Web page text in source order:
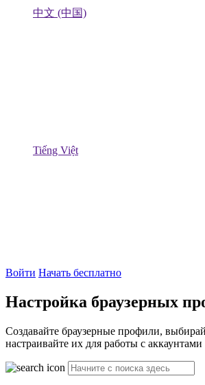
中文 (中国)
Tiếng Việt
Войти Начать бесплатно
Настройка браузерных
Создавайте браузерные профили,
настраивайте их для работы с аккаунтами